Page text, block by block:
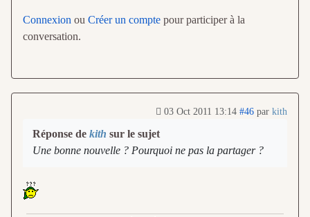
Connexion ou Créer un compte pour participer à la
conversation.
03 Oct 2011 13:14 #46 par kith
Réponse de kith sur le sujet
Une bonne nouvelle ? Pourquoi ne pas la partager ?